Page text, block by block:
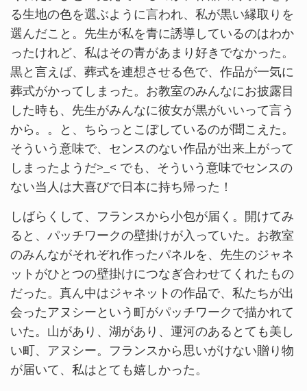
る生地の色を選ぶように言われ、私が黒い縁取りを
選んだこと。先生が私を青に誘導しているのはわか
ったけれど、私はその青があまり好きでなかった。
黒と言えば、葬式を連想させる色で、作品が一気に
葬式がかってしまった。お教室のみんなにお披露目
した時も、先生がみんなに彼女が黒がいいって言う
から。。と、ちらっとこぼしているのが聞こえた。
そういう意味で、センスのない作品が出来上がって
しまったようだ>_< でも、そういう意味でセンスの
ない当人は大喜びで日本に持ち帰った！
しばらくして、フランスから小包が届く。開けてみ
ると、パッチワークの壁掛けが入っていた。お教室
のみんながそれぞれ作ったパネルを、先生のジャネ
ットがひとつの壁掛けにつなぎ合わせてくれたもの
だった。真ん中はジャネットの作品で、私たちが出
会ったアヌシーという町がパッチワークで描かれて
いた。山があり、湖があり、運河のあるとても美し
い町、アヌシー。フランスから思いがけない贈り物
が届いて、私はとても嬉しかった。